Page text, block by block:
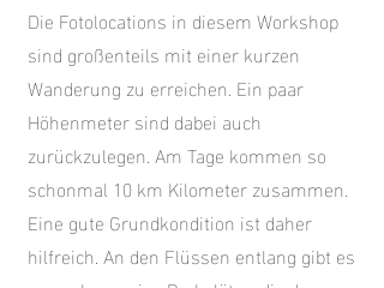
Die Fotolocations in diesem Workshop
sind großenteils mit einer kurzen
Wanderung zu erreichen. Ein paar
Höhenmeter sind dabei auch
zurückzulegen. Am Tage kommen so
schonmal 10 km Kilometer zusammen.
Eine gute Grundkondition ist daher
hilfreich. An den Flüssen entlang gibt es